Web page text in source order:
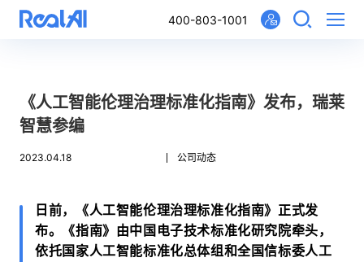
400-803-1001
《人工智能伦理治理标准化指南》发布，瑞莱
智慧参编
2023.04.18 公司动态
日前，《人工智能伦理治理标准化指南》正式发
布。《指南》由中国电子技术标准化研究院牵头，
依托国家人工智能标准化总体组和全国信标委人工